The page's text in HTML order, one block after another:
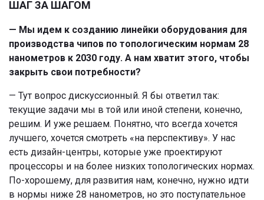
ШАГ ЗА ШАГОМ
— Мы идем к созданию линейки оборудования для
производства чипов по топологическим нормам 28
нанометров к 2030 году. А нам хватит этого, чтобы
закрыть свои потребности?
— Тут вопрос дискуссионный. Я бы ответил так:
текущие задачи мы в той или иной степени, конечно,
решим. И уже решаем. Понятно, что всегда хочется
лучшего, хочется смотреть «на перспективу». У нас
есть дизайн-центры, которые уже проектируют
процессоры и на более низких топологических нормах.
По-хорошему, для развития нам, конечно, нужно идти
в нормы ниже 28 нанометров, но это поступательное